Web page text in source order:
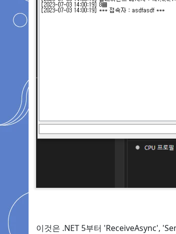
이것은 .NET 5부터 'ReceiveAsync',